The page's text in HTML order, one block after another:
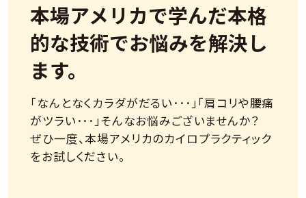
本場アメリカで学んだ本格
的な技術でお悩みを解決し
ます。
「なんとなくカラダがだるい･･･」「肩コリや腰痛
がツラい･･･」そんなお悩みございませんか？
ぜひ一度、本場アメリカのカイロプラクティック
をお試しください。